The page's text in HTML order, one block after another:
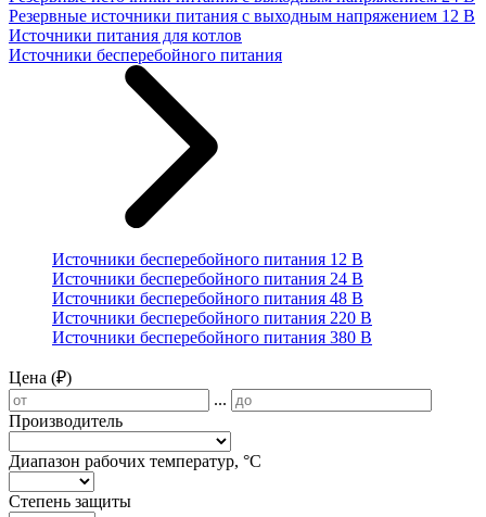
Резервные источники питания с выходным напряжением 12 В
Источники питания для котлов
Источники бесперебойного питания
Источники бесперебойного питания 12 В
Источники бесперебойного питания 24 В
Источники бесперебойного питания 48 В
Источники бесперебойного питания 220 В
Источники бесперебойного питания 380 В
Цена (₽)
...
Производитель
Диапазон рабочих температур, °С
Степень защиты